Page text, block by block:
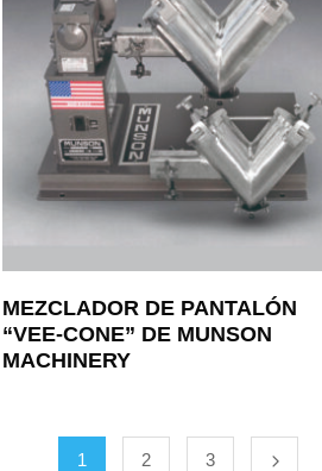
MEZCLADOR DE PANTALÓN
“VEE-CONE” DE MUNSON
MACHINERY
1 2 3